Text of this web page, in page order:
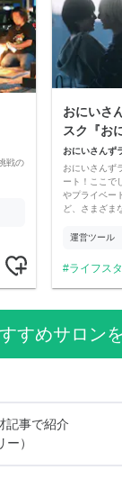
戦の
おにいさ
スク『お
おにいさんず
おにいさんず
ート！ここで
やプライベー
ど、さまざま
運営ツール
ライフス
すめサロン
記事で紹介
）